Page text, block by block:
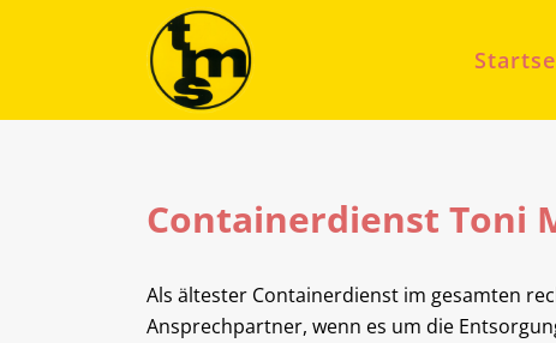
Containerdienst Toni
Als ältester Containerdienst im gesamten
Ansprechpartner, wenn es um die